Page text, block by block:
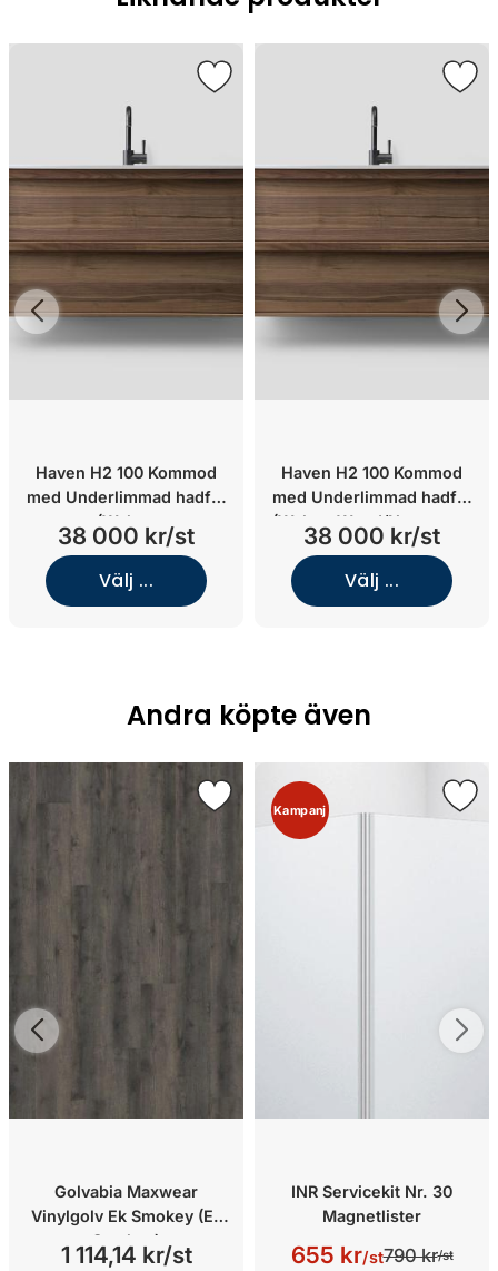
Haven H2 100 Kommod
med Underlimmad hadfat
(Walnut
Wood/Glanshammar
Silk/Underlimmat porslin)
38 000 kr/st
Välj ...
Haven H2 100 Kommod
med Underlimmad hadfat
(Walnut Wood/Norrvange
Beige/Underlimmat
koppar)
38 000 kr/st
Välj ...
Andra köpte även
Golvabia Maxwear
Vinylgolv Ek Smokey (Ek
Smokey)
1 114,14 kr/st
Kampanj
INR Servicekit Nr. 30
Magnetlister
655 kr/st790 kr/st